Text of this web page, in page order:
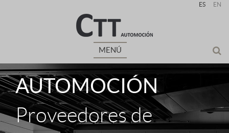
ES EN
MENÚ
AUTOMOCIÓN
Proveedores de